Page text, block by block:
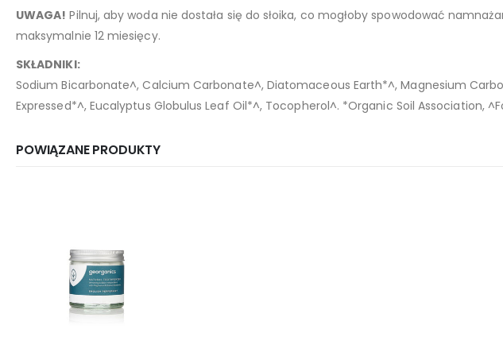
UWAGA! Pilnuj, aby woda nie dostała się do słoika, co mogłoby spowodować
maksymalnie 12 miesięcy.
SKŁADNIKI:
Sodium Bicarbonate^, Calcium Carbonate^, Diatomaceous Earth*^, Magnesium
Expressed*^, Eucalyptus Globulus Leaf Oil*^, Tocopherol^. *Organic Soil Association,
POWIĄZANE PRODUKTY